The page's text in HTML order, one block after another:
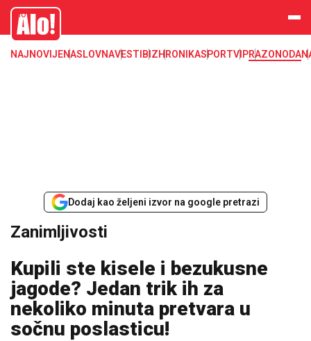
Zanimljivosti
Alo
NAJNOVIJENASLOVNAVESTI BIZHRONIKASPORTVIPRAZONODA
Dodaj kao željeni izvor na google pretrazi
Zanimljivosti
Kupili ste kisele i bezukusne
jagode? Jedan trik ih za
nekoliko minuta pretvara u
sočnu poslasticu!